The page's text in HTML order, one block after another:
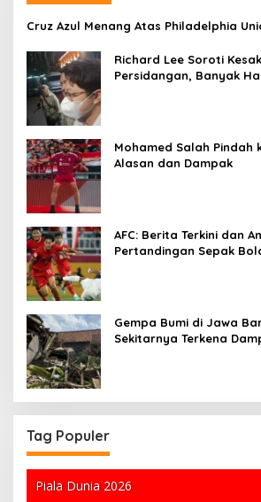
Cruz Azul Menang Atas Philadelphia
Richard Lee Soroti
Persidangan, Banyak
Mohamed Salah Pindah
Alasan dan Dampak
AFC: Berita Terkini dan
Pertandingan Sepak
Gempa Bumi di Jawa
Sekitarnya Terkena
Tag Populer
Piala Dunia 2026